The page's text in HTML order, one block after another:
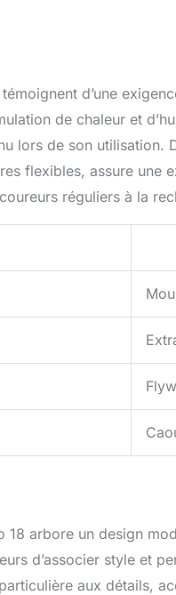
d’une
de chaleur et
lors de son utilisation.
flexibles, assure une
réguliers à la
18 arbore un design
d’associer style et
aux détails,